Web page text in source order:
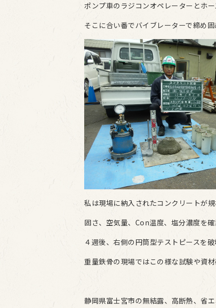
ポンプ車のラジコンオペレーターとホ
そこに合い番でバイブレーターで締め
私は現場に納入されたコンクリートが
固さ、空気量、Con温度、塩分濃度を確
４週後、右側の円筒型テストピースを
重量鉄骨の現場ではこの様な試験や資
静岡県富士宮市の無結露、高断熱、省